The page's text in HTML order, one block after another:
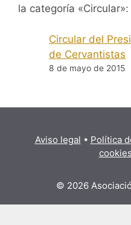
la categoría «Circular»:
Circular del
de Cervantistas
8 de mayo de 2015
Aviso legal • Política
cookies
© 2026